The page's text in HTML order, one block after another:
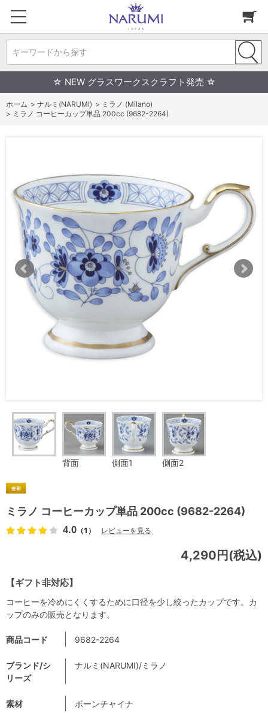
キーワードから探す
☆ NEW グラスワークスクラフト発売 ☆
ホーム > ナルミ(NARUMI) > ミラノ (Milano)
> ミラノ コーヒーカップ単品 200cc (9682-2264)
背面 側面1 側面2
ミラノ コーヒーカップ単品 200cc (9682-2264)
4.0 （1） レビューを見る
【ギフト非対応】
4,290円(税込)
商品コード 9682-2264
ブランド/シ
リーズ
ナルミ(NARUMI)/ミラノ
素材 ボーンチャイナ
コーヒーを冷めにくくするために口径を少し絞ったカップです。カ
ップのみの販売となります。